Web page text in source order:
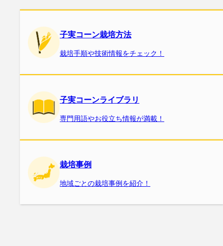
子実コーン栽培方法
栽培手順や技術情報をチェック！
子実コーンライブラリ
専門用語やお役立ち情報が満載！
栽培事例
地域ごとの栽培事例を紹介！